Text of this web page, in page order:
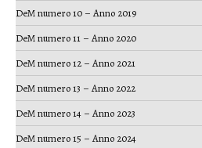
DeM numero 10 – Anno 2019
DeM numero 11 – Anno 2020
DeM numero 12 – Anno 2021
DeM numero 13 – Anno 2022
DeM numero 14 – Anno 2023
DeM numero 15 – Anno 2024